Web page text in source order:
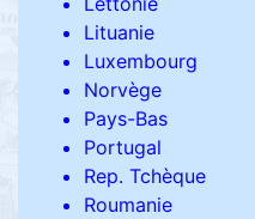
Lituanie
Luxembourg
Norvège
Pays-Bas
Portugal
Rep. Tchèque
Roumanie